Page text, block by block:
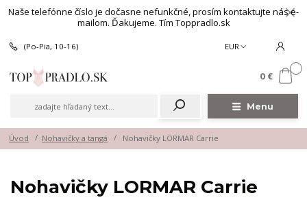
Naše telefónne číslo je dočasne nefunkčné, prosím kontaktujte nás e-
mailom. Ďakujeme. Tím Toppradlo.sk
Menu
EUR
(Po-Pia, 10-16)
0 €
Úvod Nohavičky a tangá Nohavičky LORMAR Carrie
Nohavičky LORMAR Carrie